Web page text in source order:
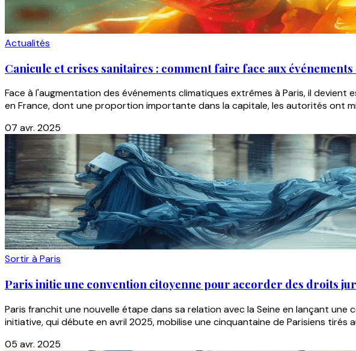
Actualités
Canicule et crises sanitaires : comment faire face aux
Face à l'augmentation des événements climatiques extrêmes à Paris, il
en France, dont une proportion importante dans la capitale, les autorités ont
07 avr. 2025
Sortir à Paris
Paris initie une convention citoyenne pour accorder des droits
Paris franchit une nouvelle étape dans sa relation avec la Seine en lançant
initiative, qui débute en avril 2025, mobilise une cinquantaine de Parisiens tirés
05 avr. 2025